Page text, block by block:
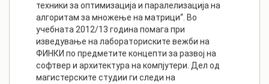
техники за оптимизација и паралелизација на
алгоритам за множење на матрици“. Во
учебната 2012/13 година помага при
изведување на лабораториските вежби на
ФИНКИ по предметите концепти за развој на
софтвер и архитектура на компјутери. Дел од
магистерските студии ги следи на